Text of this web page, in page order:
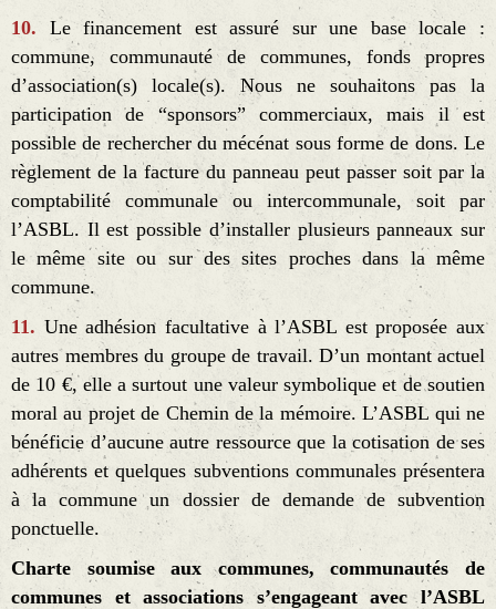
10. Le financement est assuré sur une base locale :
commune, communauté de communes, fonds propres
d’association(s) locale(s). Nous ne souhaitons pas la
participation de “sponsors” commerciaux, mais il est
possible de rechercher du mécénat sous forme de dons. Le
règlement de la facture du panneau peut passer soit par la
comptabilité communale ou intercommunale, soit par
l’ASBL. Il est possible d’installer plusieurs panneaux sur
le même site ou sur des sites proches dans la même
commune.
11. Une adhésion facultative à l’ASBL est proposée aux
autres membres du groupe de travail. D’un montant actuel
de 10 €, elle a surtout une valeur symbolique et de soutien
moral au projet de Chemin de la mémoire. L’ASBL qui ne
bénéficie d’aucune autre ressource que la cotisation de ses
adhérents et quelques subventions communales présentera
à la commune un dossier de demande de subvention
ponctuelle.
Charte soumise aux communes, communautés de
communes et associations s’engageant avec l’ASBL